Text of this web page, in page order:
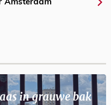
Amsterdam
in grauwe bak